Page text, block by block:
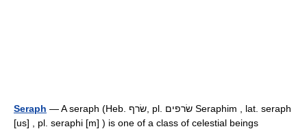
Seraph — A seraph (Heb. שׂרף, pl. שׂרפים Seraphim , lat. seraph
[us] , pl. seraphi [m] ) is one of a class of celestial beings